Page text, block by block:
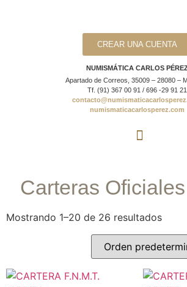
CREAR UNA CUENTA
NUMISMÁTICA CARLOS
Apartado de Correos, 35009 – 28080 –
Tf. (91) 367 00 91 / 696 -29 91 21
numismaticacarlosperez.com
Carteras Oficiales
Mostrando 1–20 de 26 resultados